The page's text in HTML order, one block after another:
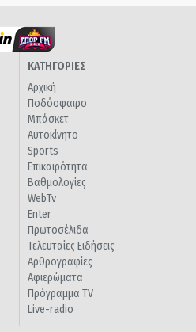
ΚΑΤΗΓΟΡΙΕΣ
Αρχική
Ποδόσφαιρο
Μπάσκετ
Αυτοκίνητο
Sports
Επικαιρότητα
Βαθμολογίες
WebTv
Enter
Πρωτοσέλιδα
Τελευταίες Ειδήσεις
Αρθρογραφίες
Αφιερώματα
Πρόγραμμα TV
Live-radio